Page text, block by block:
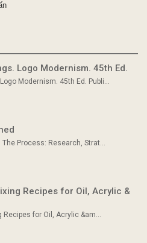
Logo Modernism. 45th Ed.
Modernism. 45th Ed. Publi...
The Process: Research, Strat...
Recipes for Oil, Acrylic &
Recipes for Oil, Acrylic &am...